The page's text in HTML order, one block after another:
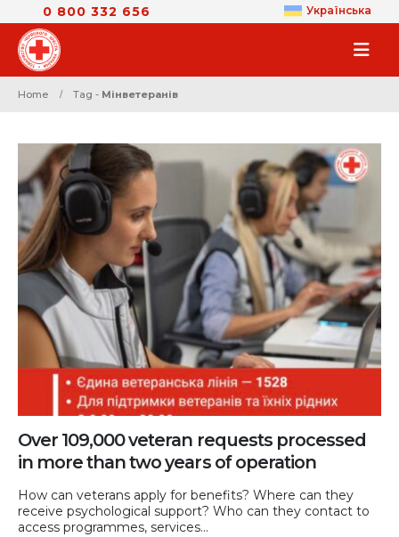
0 800 332 656 Українська
Home Tag - Мінветеранів
Over 109,000 veteran requests processed
in more than two years of operation
How can veterans apply for benefits? Where can they
receive psychological support? Who can they contact to
access programmes, services...